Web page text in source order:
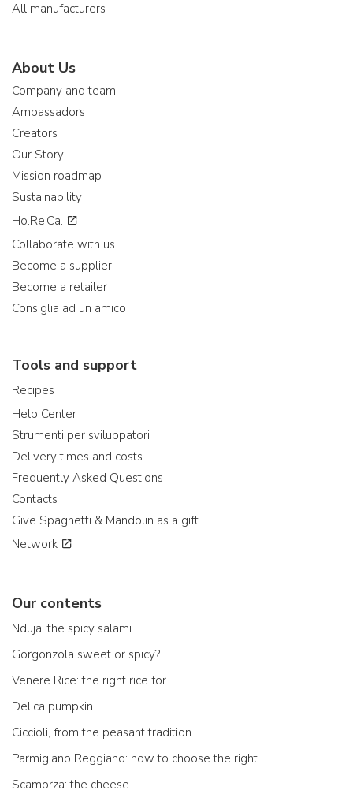
All manufacturers
About Us
Company and team
Ambassadors
Creators
Our Story
Mission roadmap
Sustainability
Ho.Re.Ca.
Collaborate with us
Become a supplier
Become a retailer
Consiglia ad un amico
Tools and support
Recipes
Help Center
Strumenti per sviluppatori
Delivery times and costs
Frequently Asked Questions
Contacts
Give Spaghetti & Mandolin as a gift
Network
Our contents
Nduja: the spicy salami
Gorgonzola sweet or spicy?
Venere Rice: the right rice for...
Delica pumpkin
Ciccioli, from the peasant tradition
Parmigiano Reggiano: how to choose the right one
Scamorza: the cheese ...